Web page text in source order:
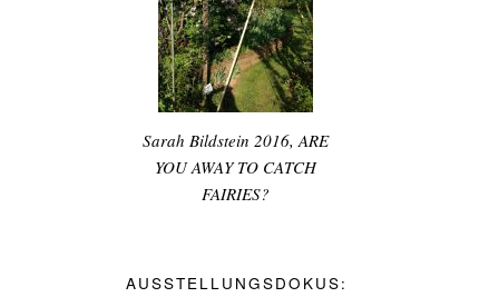
Sarah Bildstein 2016, ARE
YOU AWAY TO CATCH
FAIRIES?
AUSSTELLUNGSDOKUS: